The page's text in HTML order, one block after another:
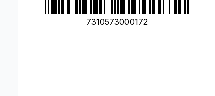
7310573000172